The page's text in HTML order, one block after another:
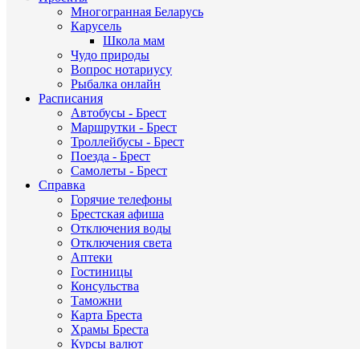
Многогранная Беларусь
Карусель
Школа мам
Чудо природы
Вопрос нотариусу
Рыбалка онлайн
Расписания
Автобусы - Брест
Маршрутки - Брест
Троллейбусы - Брест
Поезда - Брест
Самолеты - Брест
Справка
Горячие телефоны
Брестская афиша
Отключения воды
Отключения света
Аптеки
Гостиницы
Консульства
Таможни
Карта Бреста
Храмы Бреста
Курсы валют